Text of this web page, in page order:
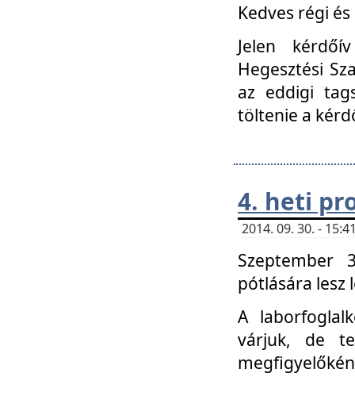
Kedves régi
Jelen
Hegesztési
az eddigi
töltenie a
4. heti
2014. 09. 30. -
Szeptember
pótlására lesz
A
várjuk, de